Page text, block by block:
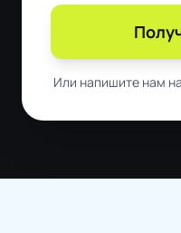
Или напишите нам